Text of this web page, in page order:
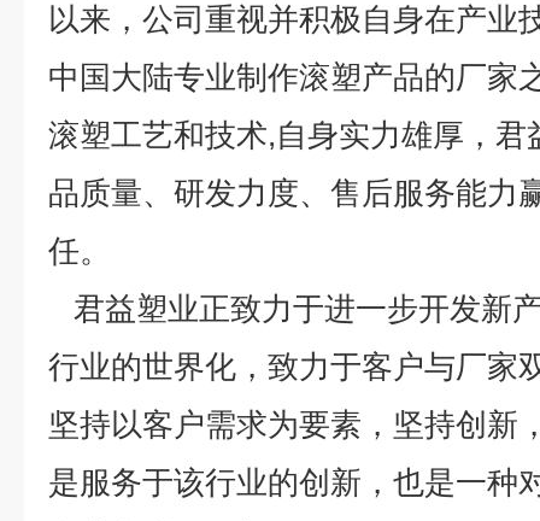
以来，公司重视并积极自身在产业
中国大陆专业制作滚塑产品的厂家
滚塑工艺和技术,自身实力雄厚，
品质量、研发力度、售后服务能力
任。
君益塑业正致力于进一步开发新
行业的世界化，致力于客户与厂家
坚持以客户需求为要素，坚持创新
是服务于该行业的创新，也是一种